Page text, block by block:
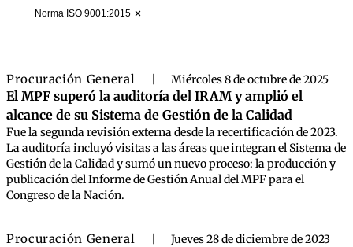
Norma ISO 9001:2015
Procuración General Miércoles 8 de octubre de 2025
El MPF superó la auditoría del IRAM y amplió el
alcance de su Sistema de Gestión de la Calidad
Fue la segunda revisión externa desde la recertificación de 2023.
La auditoría incluyó visitas a las áreas que integran el Sistema de
Gestión de la Calidad y sumó un nuevo proceso: la producción y
publicación del Informe de Gestión Anual del MPF para el
Congreso de la Nación.
Procuración General Jueves 28 de diciembre de 2023